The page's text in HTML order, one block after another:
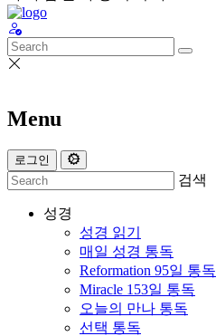
Menu
로그인
검색
성경
성경 읽기
매일 성경 통독
Reformation 95일 통독
Miracle 153일 통독
오늘의 만나 통독
선택 통독